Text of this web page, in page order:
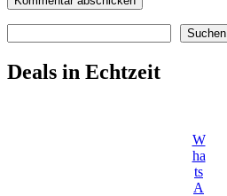
Suchen
Deals in Echtzeit
W
ha
ts
A